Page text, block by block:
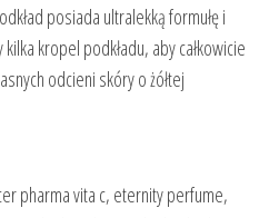
posiada ultralekką formułę i
kropel podkładu, aby całkowicie
odcieni skóry o żółtej
pharma vita c, eternity perfume,